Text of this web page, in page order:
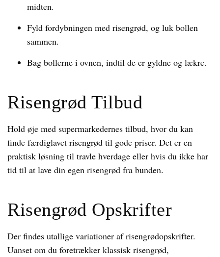
midten.
Fyld fordybningen med risengrød, og luk bollen
sammen.
Bag bollerne i ovnen, indtil de er gyldne og lækre.
Risengrød Tilbud
Hold øje med supermarkedernes tilbud, hvor du kan
finde færdiglavet risengrød til gode priser. Det er en
praktisk løsning til travle hverdage eller hvis du ikke har
tid til at lave din egen risengrød fra bunden.
Risengrød Opskrifter
Der findes utallige variationer af risengrødopskrifter.
Uanset om du foretrækker klassisk risengrød,